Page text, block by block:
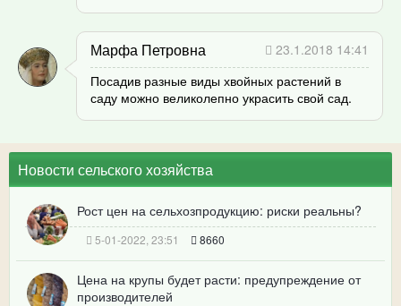
Марфа Петровна
23.1.2018 14:41
Посадив разные виды хвойных растений в
саду можно великолепно украсить свой сад.
Новости сельского хозяйства
Рост цен на сельхозпродукцию: риски реальны?
5-01-2022, 23:51 8660
Цена на крупы будет расти: предупреждение от
производителей